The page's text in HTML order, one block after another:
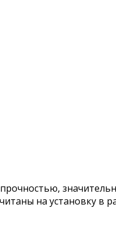
на установку в